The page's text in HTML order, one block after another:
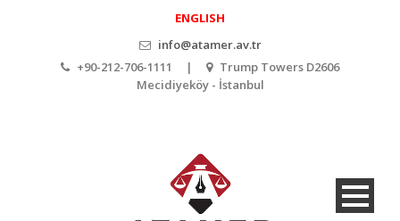
ENGLISH
info@atamer.av.tr
+90-212-706-1111 |
Trump Towers D2606
Mecidiyeköy - İstanbul